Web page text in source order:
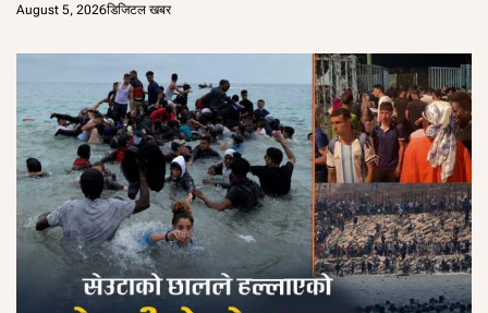
August 5, 2026डिजिटल खबर